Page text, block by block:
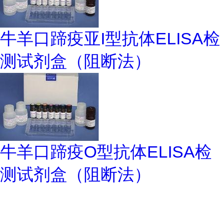
牛羊口蹄疫亚I型抗体ELISA检
测试剂盒（阻断法）
牛羊口蹄疫O型抗体ELISA检
测试剂盒（阻断法）